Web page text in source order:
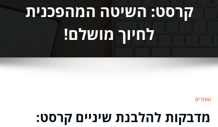
קרסט: השיטה המהפכנית
לחיוך מושלם!
מאמרים
מדבקות להלבנת שיניים קרסט: